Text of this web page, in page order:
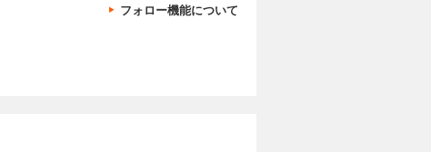
フォロー機能について